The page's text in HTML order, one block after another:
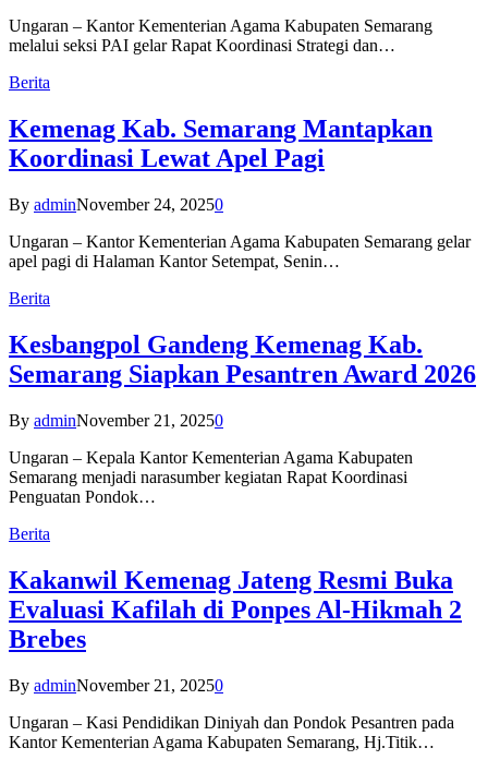
Ungaran – Kantor Kementerian Agama Kabupaten Semarang
melalui seksi PAI gelar Rapat Koordinasi Strategi dan…
Berita
Kemenag Kab. Semarang Mantapkan
Koordinasi Lewat Apel Pagi
By adminNovember 24, 20250
Ungaran – Kantor Kementerian Agama Kabupaten Semarang gelar
apel pagi di Halaman Kantor Setempat, Senin…
Berita
Kesbangpol Gandeng Kemenag Kab.
Semarang Siapkan Pesantren Award 2026
By adminNovember 21, 20250
Ungaran – Kepala Kantor Kementerian Agama Kabupaten
Semarang menjadi narasumber kegiatan Rapat Koordinasi
Penguatan Pondok…
Berita
Kakanwil Kemenag Jateng Resmi Buka
Evaluasi Kafilah di Ponpes Al-Hikmah 2
Brebes
By adminNovember 21, 20250
Ungaran – Kasi Pendidikan Diniyah dan Pondok Pesantren pada
Kantor Kementerian Agama Kabupaten Semarang, Hj.Titik…